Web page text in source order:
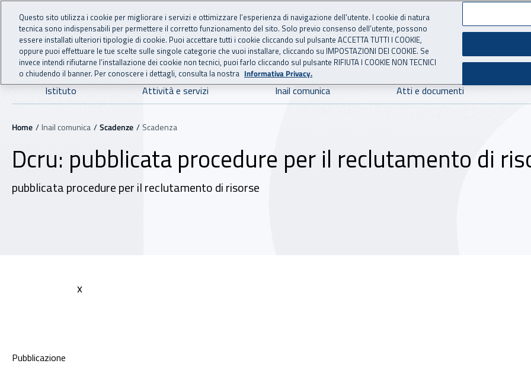
Vai al menu principale
Vai al contenuto principale
INAIL - Istituto Nazionale per l'Assicurazione
Navigazione principale
Istituto Attività e servizi Inail comunica Atti e documenti
Navigazione - Ti trovi in:
Home Inail comunica Scadenze Scadenza
Dcru: pubblicata procedure per il reclutamento di
pubblicata procedure per il reclutamento di risorse
x
Condivisione social
Pubblicazione
Questo sito utilizza i cookie per migliorare i servizi e ottimizzare l’esperienza di navigazione dell’utente. I cookie di natura
tecnica sono indispensabili per permettere il corretto funzionamento del sito. Solo previo consenso dell’utente, possono
essere installati ulteriori tipologie di cookie. Puoi accettare tutti i cookie cliccando sul pulsante ACCETTA TUTTI I COOKIE,
oppure puoi effettuare le tue scelte sulle singole categorie che vuoi installare, cliccando su IMPOSTAZIONI DEI COOKIE. Se
invece intendi rifiutarne l’installazione dei cookie non tecnici, puoi farlo cliccando sul pulsante RIFIUTA I COOKIE NON TECNICI
o chiudendo il banner. Per conoscere i dettagli, consulta la nostra Informativa Privacy.